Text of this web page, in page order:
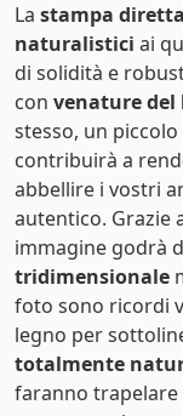
La stampa
naturalistici ai
di solidità e
con venature del
stesso, un
contribuirà a
abbellire i vostri
autentico. Grazie
immagine godrà
tridimensionale
foto sono ricordi
legno per
totalmente
faranno trapelare